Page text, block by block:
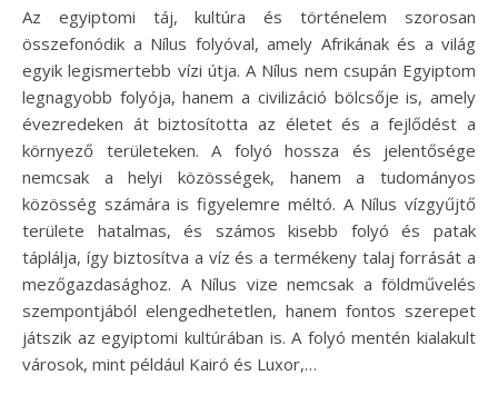
Az egyiptomi táj, kultúra és történelem szorosan
összefonódik a Nílus folyóval, amely Afrikának és a világ
egyik legismertebb vízi útja. A Nílus nem csupán Egyiptom
legnagyobb folyója, hanem a civilizáció bölcsője is, amely
évezredeken át biztosította az életet és a fejlődést a
környező területeken. A folyó hossza és jelentősége
nemcsak a helyi közösségek, hanem a tudományos
közösség számára is figyelemre méltó. A Nílus vízgyűjtő
területe hatalmas, és számos kisebb folyó és patak
táplálja, így biztosítva a víz és a termékeny talaj forrását a
mezőgazdasághoz. A Nílus vize nemcsak a földművelés
szempontjából elengedhetetlen, hanem fontos szerepet
játszik az egyiptomi kultúrában is. A folyó mentén kialakult
városok, mint például Kairó és Luxor,…